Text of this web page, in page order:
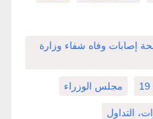
إصابات وفاه شفاء وزارة
مجلس الوزراء
التداول